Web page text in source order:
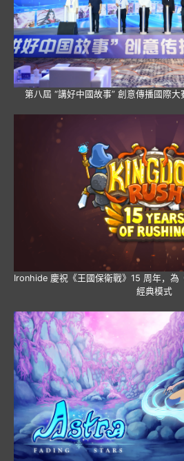
第八屆 “講好中國故事” 創意傳播國際
Ironhide 慶祝《王國保衛戰》15 周年，為
經典模式